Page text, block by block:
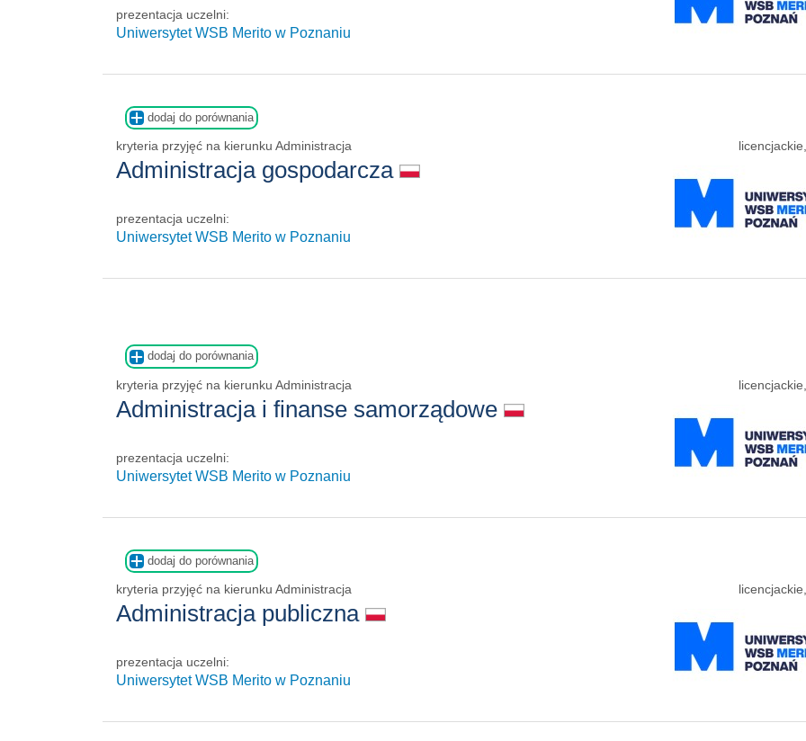
prezentacja uczelni:
Uniwersytet WSB Merito w Poznaniu
dodaj do porównania
kryteria przyjęć na kierunku Administracja
Administracja gospodarcza
prezentacja uczelni:
Uniwersytet WSB Merito w Poznaniu
dodaj do porównania
kryteria przyjęć na kierunku Administracja
Administracja i finanse samorządowe
prezentacja uczelni:
Uniwersytet WSB Merito w Poznaniu
dodaj do porównania
kryteria przyjęć na kierunku Administracja
Administracja publiczna
prezentacja uczelni:
Uniwersytet WSB Merito w Poznaniu